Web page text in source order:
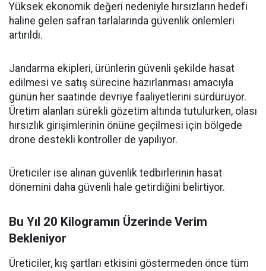
Yüksek ekonomik değeri nedeniyle hırsızların hedefi
haline gelen safran tarlalarında güvenlik önlemleri
artırıldı.
Jandarma ekipleri, ürünlerin güvenli şekilde hasat
edilmesi ve satış sürecine hazırlanması amacıyla
günün her saatinde devriye faaliyetlerini sürdürüyor.
Üretim alanları sürekli gözetim altında tutulurken, olası
hırsızlık girişimlerinin önüne geçilmesi için bölgede
drone destekli kontroller de yapılıyor.
Üreticiler ise alınan güvenlik tedbirlerinin hasat
dönemini daha güvenli hale getirdiğini belirtiyor.
Bu Yıl 20 Kilogramın Üzerinde Verim
Bekleniyor
Üreticiler, kış şartları etkisini göstermeden önce tüm